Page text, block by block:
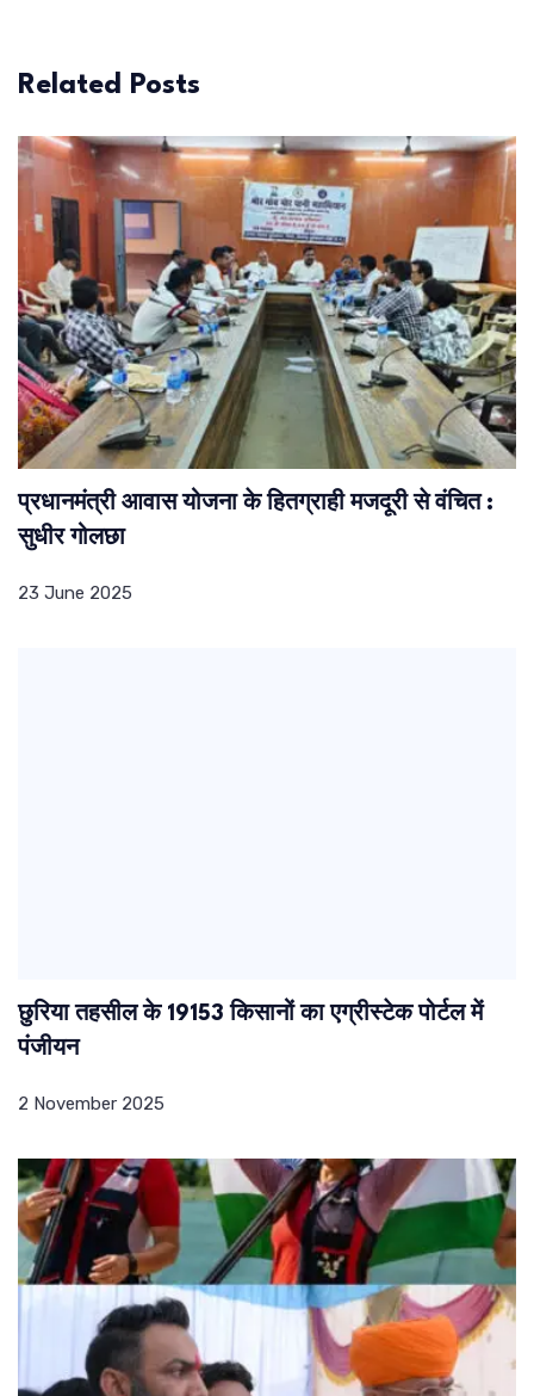
Related Posts
प्रधानमंत्री आवास योजना के हितग्राही मजदूरी से वंचित :
सुधीर गोलछा
23 June 2025
छुरिया तहसील के 19153 किसानों का एग्रीस्टेक पोर्टल में
पंजीयन
2 November 2025